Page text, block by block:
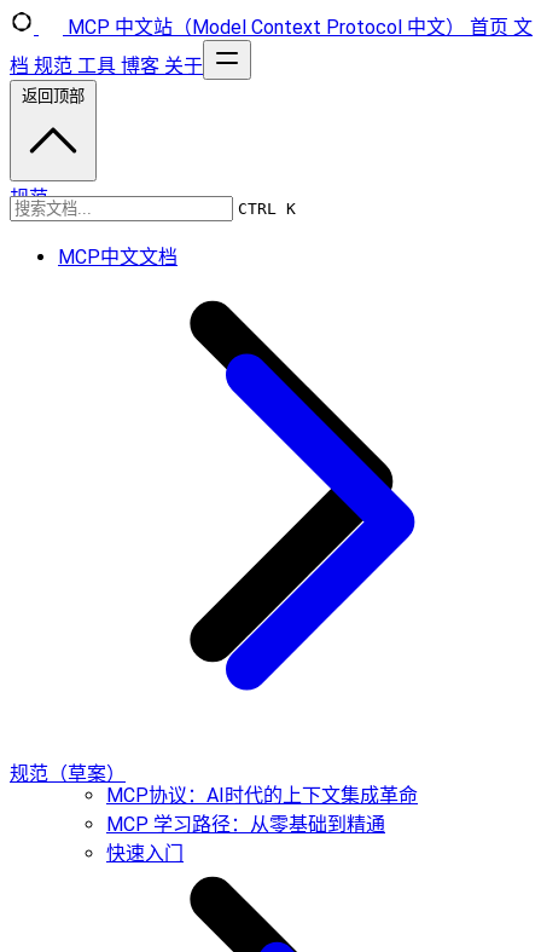
MCP 中文站（Model Context Protocol 中文） 首页 文
档 规范 工具 博客 关于
CTRL K
MCP中文文档
MCP协议：AI时代的上下文集成革命
MCP 学习路径：从零基础到精通
快速入门
返回顶部
规范
规范（草案）